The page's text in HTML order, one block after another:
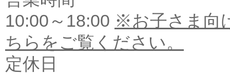
10:00～18:00 ※お子さま向
ちらをご覧ください。
定休日